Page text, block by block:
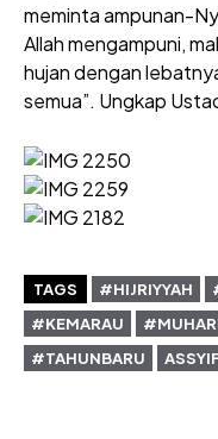
meminta ampunan-
Allah mengampuni,
hujan dengan
semua”. Ungkap
TAGS #HIJRIYYAH
#KEMARAU
#TAHUNBARU